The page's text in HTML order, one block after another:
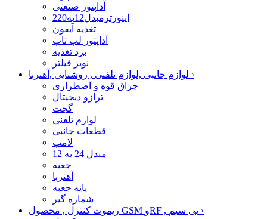
آداپتور صنعتی
اینورترمبدل12به220
تغذیه آیفون
آداپتور لپ تاپ
برد تغذیه
نویز فیلتر
›
چراق قوه و اضطراری
ترازو دیجیتال
گجت
لوازم تلفنی
قطعات جانبی
لامپ
مبدل 24 به 12
جعبه
آهنربا
پایه جعبه
شماره گیر
›